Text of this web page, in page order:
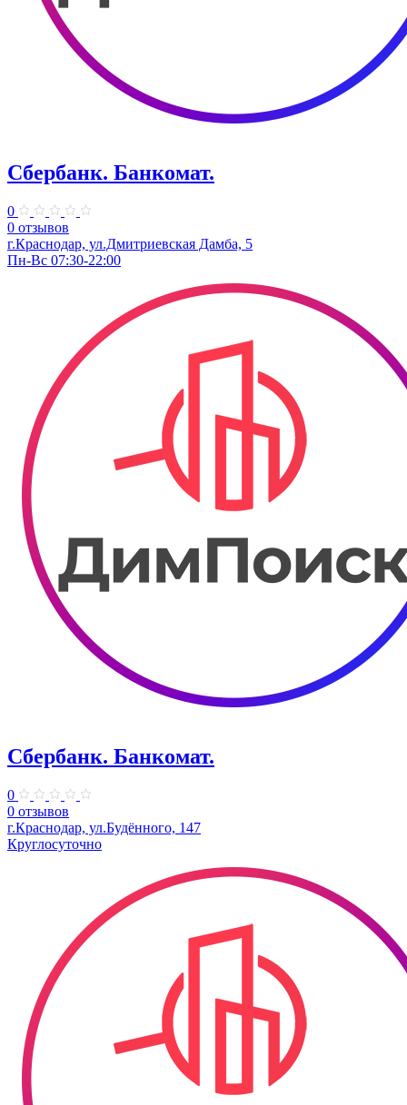
Сбербанк. Банкомат.
0
0 отзывов
г.Краснодар, ул.Дмитриевская Дамба, 5
Пн-Вс 07:30-22:00
Сбербанк. Банкомат.
0
0 отзывов
г.Краснодар, ул.Будённого, 147
Круглосуточно